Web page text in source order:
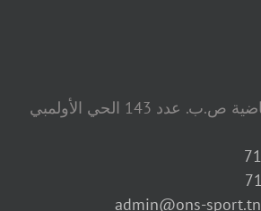
دار الجامعات الرياضية ص.ب. عدد 143 الحي الأولمبي
admin@ons-sport.tn